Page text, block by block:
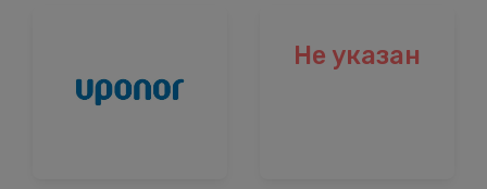
Не указан